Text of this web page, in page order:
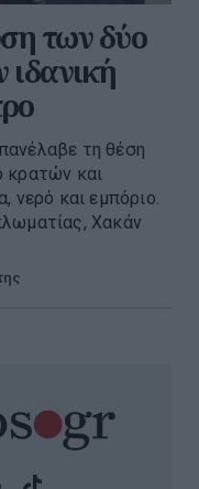
των δύο
ιδανική
τη θέση
κρατών και
νερό και εμπόριο.
Χακάν